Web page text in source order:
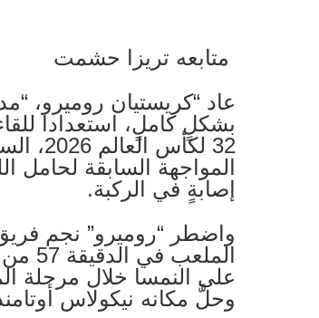
متابعه تريزا حشمت
عاد “كريستيان روميرو،
بشكلٍ كاملٍ، استعدادا
32
المواجهة السابقة
إصابةٍ في الركبة.
واضطر “روميرو” نجم فريق
على النمسا خلال مرحلة
وحلَّ مكانه نيكولاس